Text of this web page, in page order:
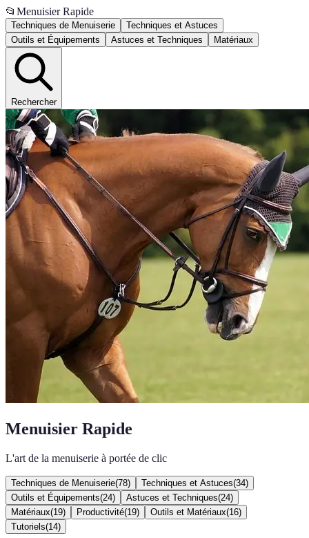
📂 Menuisier Rapide
Techniques de Menuiserie
Techniques et Astuces
Outils et Équipements
Astuces et Techniques Matériaux
Rechercher
Menuisier Rapide
L'art de la menuiserie à portée de clic
Techniques de Menuiserie(78) Techniques et Astuces(34)
Outils et Équipements(24) Astuces et Techniques(24)
Matériaux(19) Productivité(19) Outils et Matériaux(16)
Tutoriels(14)